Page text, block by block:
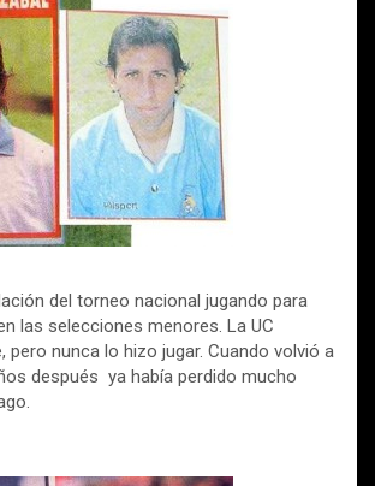
del torneo nacional jugando para
las selecciones menores. La UC
pero nunca lo hizo jugar. Cuando volvió a
después ya había perdido mucho